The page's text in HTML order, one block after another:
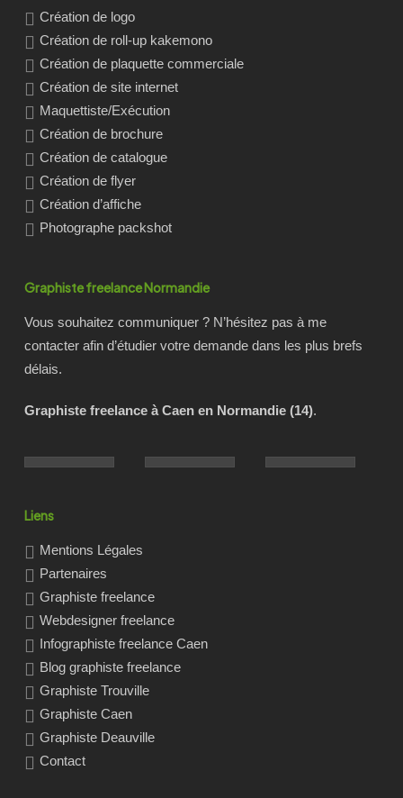
Création de logo
Création de roll-up kakemono
Création de plaquette commerciale
Création de site internet
Maquettiste/Exécution
Création de brochure
Création de catalogue
Création de flyer
Création d’affiche
Photographe packshot
Graphiste freelance Normandie
Vous souhaitez communiquer ? N’hésitez pas à me
contacter afin d’étudier votre demande dans les plus brefs
délais.
Graphiste freelance à Caen en Normandie (14).
Liens
Mentions Légales
Partenaires
Graphiste freelance
Webdesigner freelance
Infographiste freelance Caen
Blog graphiste freelance
Graphiste Trouville
Graphiste Caen
Graphiste Deauville
Contact